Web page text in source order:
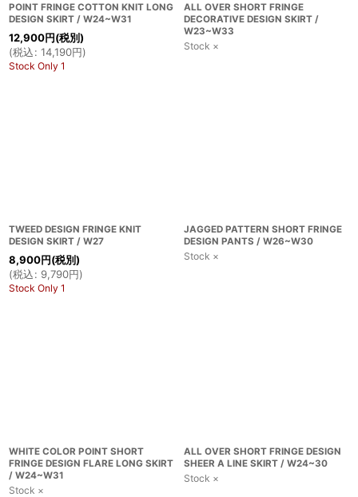
POINT FRINGE COTTON KNIT LONG
DESIGN SKIRT / W24~W31
12,900円(税別)
(税込: 14,190円)
Stock Only 1
ALL OVER SHORT FRINGE
DECORATIVE DESIGN SKIRT /
W23~W33
Stock ×
TWEED DESIGN FRINGE KNIT
DESIGN SKIRT / W27
8,900円(税別)
(税込: 9,790円)
Stock Only 1
JAGGED PATTERN SHORT FRINGE
DESIGN PANTS / W26~W30
Stock ×
WHITE COLOR POINT SHORT
FRINGE DESIGN FLARE LONG SKIRT
/ W24~W31
Stock ×
ALL OVER SHORT FRINGE DESIGN
SHEER A LINE SKIRT / W24~30
Stock ×